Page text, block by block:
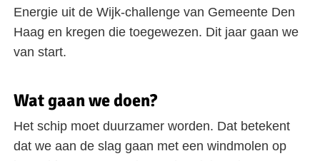
Energie uit de Wijk-challenge van Gemeente Den
Haag en kregen die toegewezen. Dit jaar gaan we
van start.
Wat gaan we doen?
Het schip moet duurzamer worden. Dat betekent
dat we aan de slag gaan met een windmolen op